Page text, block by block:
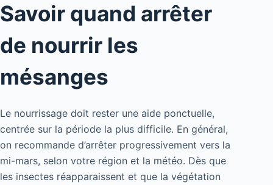
Savoir quand arrêter
de nourrir les
mésanges
Le nourrissage doit rester une aide ponctuelle,
centrée sur la période la plus difficile. En général,
on recommande d’arrêter progressivement vers la
mi-mars, selon votre région et la météo. Dès que
les insectes réapparaissent et que la végétation